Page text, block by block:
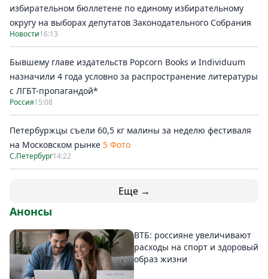
избирательном бюллетене по единому избирательному
округу на выборах депутатов Законодательного Собрания
Новости16:13
Бывшему главе издательств Popcorn Books и Individuum
назначили 4 года условно за распространение литературы
с ЛГБТ-пропагандой*
Россия15:08
Петербуржцы съели 60,5 кг малины за неделю фестиваля
на Московском рынке 5 Фото
С.Петербург14:22
Еще →
Анонсы
ВТБ: россияне увеличивают
расходы на спорт и здоровый
образ жизни